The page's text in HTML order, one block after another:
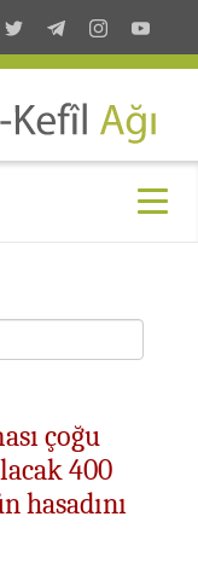
çoğu
400
hasadını